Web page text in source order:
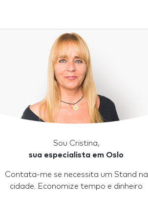
Sou Cristina,
sua especialista em Oslo
Contata-me se necessita um Stand na
cidade. Economize tempo e dinheiro